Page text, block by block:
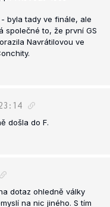
byla tady ve finále, ale
společné to, že první GS
Navrátilovou ve
došla do F.
dotaz ohledně války
na nic jiného. S tím